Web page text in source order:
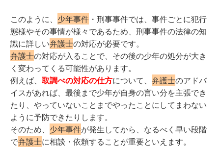
このように、 少年事件 ・刑事事件では、事件ごとに犯行
態様やその事情が様々であるため、刑事事件の法律の知
識に詳しい弁護士の対応が必要です。
弁護士の対応が入ることで、その後の少年の処分が大き
く変わってくる可能性があります。
例えば、取調べの対応の仕方について、弁護士のアドバ
イスがあれば、最後まで少年が自身の言い分を主張でき
たり、やっていないことまでやったことにしてまわない
ように予防できたりします。
そのため、 少年事件が発生してから、なるべく早い段階
で弁護士に相談・依頼することが重要といえます。